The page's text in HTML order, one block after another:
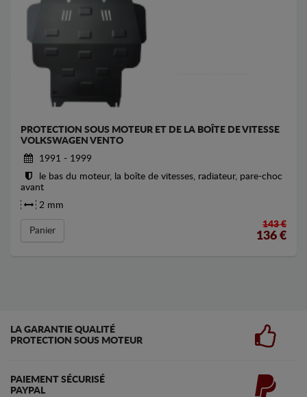
PROTECTION SOUS MOTEUR ET DE LA BOÎTE DE VITESSE
VOLKSWAGEN VENTO
1991 - 1999
le bas du moteur, la boîte de vitesses, radiateur, pare-choc
avant
2 mm
Panier
143 €
136 €
LA GARANTIE QUALITÉ
PROTECTION SOUS MOTEUR
PAIEMENT SÉCURISÉ
PAYPAL